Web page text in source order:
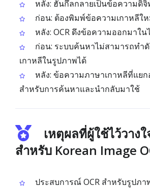
หลัง: ฮันกึลกลายเป็นข้อความดิ
ก่อน: ต้องพิมพ์ข้อความเกาหลีใ
หลัง: OCR ดึงข้อความออกมาใ
ก่อน: ระบบค้นหาไม่สามารถทำ
เกาหลีในรูปภาพได้
หลัง: ข้อความภาษาเกาหลีที่แย
สำหรับการค้นหาและนำกลับมาใช้
เหตุผลที่ผู้ใช้ไว้วางใ
สำหรับ Korean Image
ประสบการณ์ OCR สำหรับรูปภา